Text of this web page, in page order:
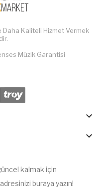
Daha Kaliteli Hizmet Vermek
Müzik Garantisi
keyboard_arrow_down
keyboard_arrow_down
kalmak için
buraya yazın!